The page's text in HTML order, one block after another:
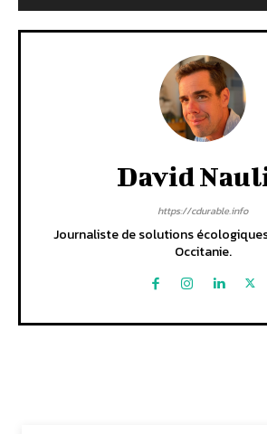
David
https://cdurable.info
Journaliste de solutions
Occitanie.